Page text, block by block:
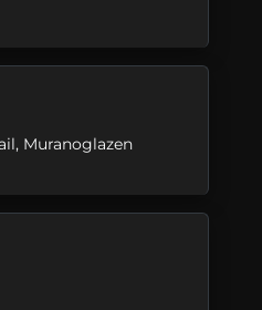
, Muranoglazen